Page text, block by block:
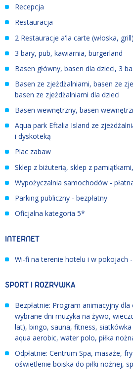
Recepcja
Restauracja
2 Restauracje a'la carte (włoska, grill)
3 bary, pub, kawiarnia, burgerland
Basen główny, basen dla dzieci, 3
Basen ze zjeżdżalniami, basen ze
basen ze zjeżdżalniami dla dzieci
Basen wewnętrzny, basen
Aqua park Eftalia Island ze
i dyskoteką
Plac zabaw
Sklep z biżuterią, sklep z
Wypożyczalnia samochodów -
Parking publiczny - bezpłatny
Oficjalna kategoria 5*
INTERNET
Wi-fi na terenie hotelu i w pokojach -
SPORT I ROZRYWKA
Bezpłatnie: Program animacyjny dla
wybrane dni muzyka na żywo,
lat), bingo, sauna, fitness,
aqua aerobic, water polo, piłka
Odpłatnie: Centrum Spa, masaże,
oświetlenie boiska do piłki nożnej,